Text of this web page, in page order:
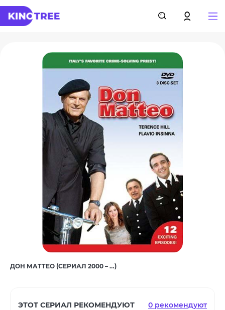
ДОН МАТТЕО (СЕРИАЛ 2000 – …)
ЭТОТ СЕРИАЛ РЕКОМЕНДУЮТ 0 рекомендуют